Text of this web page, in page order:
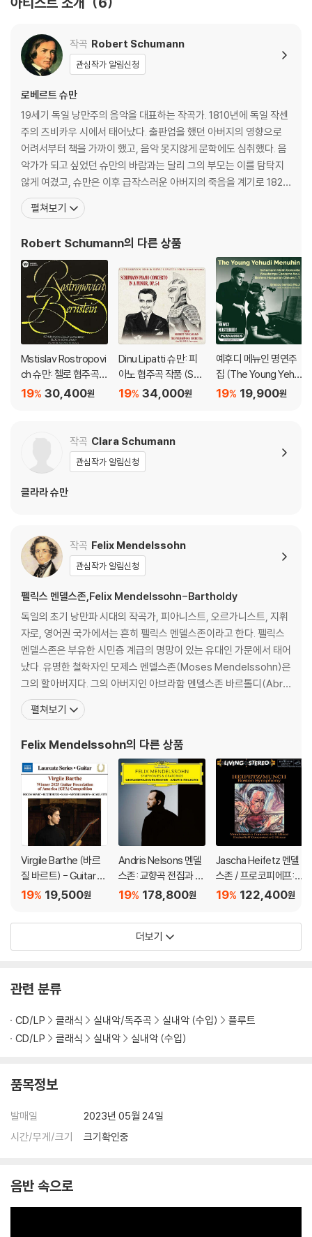
작곡 Robert Schumann
관심작가 알림신청
로베르트 슈만
19세기 독일 낭만주의 음악을 대표하는 작곡가. 1810년에 독일 작센
주의 츠비카우 시에서 태어났다. 출판업을 했던 아버지의 영향으로
어려서부터 책을 가까이 했고, 음악 못지않게 문학에도 심취했다. 음
악가가 되고 싶었던 슈만의 바람과는 달리 그의 부모는 이를 탐탁지
않게 여겼고, 슈만은 이후 급작스러운 아버지의 죽음을 계기로 1828
년에 법학을 공부하기 위해 라이프치히 대학에 입학한다. 하지만 음
악에 대한 마음을 버리지 못하고 피아노 공부를 이어가던 중 유명 피
그렇게 슈만은 열정적으로 음악에 빠져들었으나 혹독한
펼쳐보기
Robert Schumann의 다른 상품
Mstislav Rostropovi
ch 슈만: 첼로 협주곡 /
블로흐: 슐로모 (Schu
30,400원
19%
Dinu Lipatti 슈만: 피
아노 협주곡 작품 (Sch
umann: Piano conce
34,000원
19%
예후디 메뉴인 명연주
집 (The Young Yehu
di Menuhin)
19,900원
19%
작곡 Clara Schumann
관심작가 알림신청
클라라 슈만
작곡 Felix Mendelssohn
관심작가 알림신청
펠릭스 멘델스존,Felix Mendelssohn-Bartholdy
독일의 초기 낭만파 시대의 작곡가, 피아니스트, 오르가니스트, 지휘
자로, 영어권 국가에서는 흔히 펠릭스 멘델스존이라고 한다. 펠릭스
멘델스존은 부유한 시민층 계급의 명망이 있는 유대인 가문에서 태어
났다. 유명한 철학자인 모제스 멘델스존(Moses Mendelssohn)은
그의 할아버지다. 그의 아버지인 아브라함 멘델스존 바르톨디(Abra
ham Mendelssohn Bartholdy)는 1804년에 자신의 맏형 요제프
의 은행에서 일하게 된다. 어머니인 레아 멘델스존 바르톨디(Lea M
라함과 레
펼쳐보기
Felix Mendelssohn의 다른 상품
Virgile Barthe (바르
질 바르트) - Guitar R
ecital (기타 리사이틀)
19,500원
19%
Andris Nelsons 멘델
스존: 교향곡 전집과 오
라토리오 (Mendelss
Oratorios) [7 SACD
Hybrid]
178,800원
19%
Jascha Heifetz 멘델
스존 / 프로코피에프:
바이올린 협주곡 - 야
122,400원
19%
더보기
관련 분류
CD/LP 클래식 실내악/독주곡 실내악 (수입)
플루트
CD/LP
클래식 실내악 실내악 (수입)
품목정보
발매일
2023년 05월 24일
시간/무게/크기
크기확인중
음반 속으로